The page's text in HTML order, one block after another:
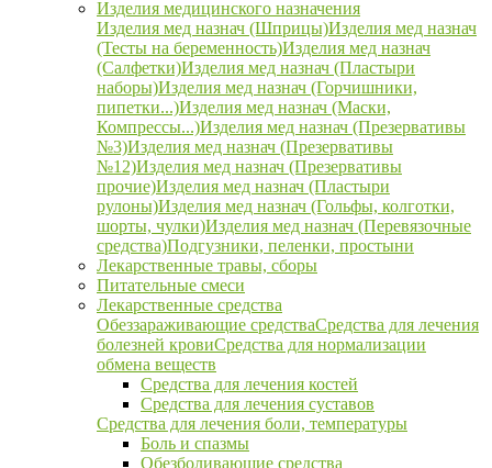
Изделия медицинского назначения
Изделия мед назнач (Шприцы)Изделия мед назнач
(Тесты на беременность)Изделия мед назнач
(Салфетки)Изделия мед назнач (Пластыри
наборы)Изделия мед назнач (Горчишники,
пипетки...)Изделия мед назнач (Маски,
Компрессы...)Изделия мед назнач (Презервативы
№3)Изделия мед назнач (Презервативы
№12)Изделия мед назнач (Презервативы
прочие)Изделия мед назнач (Пластыри
рулоны)Изделия мед назнач (Гольфы, колготки,
шорты, чулки)Изделия мед назнач (Перевязочные
средства)Подгузники, пеленки, простыни
Лекарственные травы, сборы
Питательные смеси
Лекарственные средства
Обеззараживающие средстваСредства для лечения
болезней кровиСредства для нормализации
обмена веществ
Средства для лечения костей
Средства для лечения суставов
Средства для лечения боли, температуры
Боль и спазмы
Обезболивающие средства